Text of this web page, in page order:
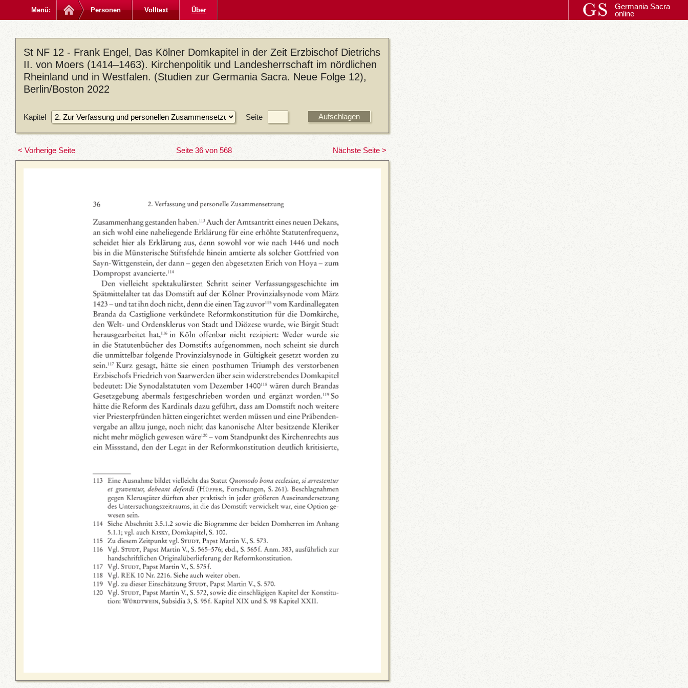
Menü: Personen Volltext Über
Germania Sacra
online
St NF 12 - Frank Engel, Das Kölner Domkapitel in der Zeit Erzbischof Dietrichs
II. von Moers (1414–1463). Kirchenpolitik und Landesherrschaft im nördlichen
Rheinland und in Westfalen. (Studien zur Germania Sacra. Neue Folge 12),
Berlin/Boston 2022
Kapitel Seite
< Vorherige Seite Seite 36 von 568 Nächste Seite >